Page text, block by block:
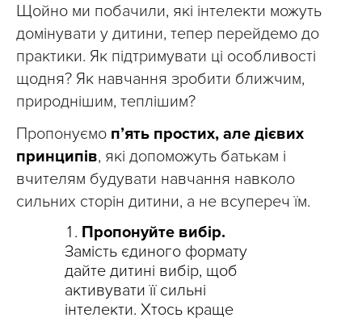
Щойно ми побачили, які інтелекти можуть
домінувати у дитини, тепер перейдемо до
практики. Як підтримувати ці особливості
щодня? Як навчання зробити ближчим,
природнішим, теплішим?
Пропонуємо п’ять простих, але дієвих
принципів, які допоможуть батькам і
вчителям будувати навчання навколо
сильних сторін дитини, а не всупереч їм.
Пропонуйте вибір.
Замість єдиного формату
дайте дитині вибір, щоб
активувати її сильні
інтелекти. Хтось краще